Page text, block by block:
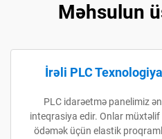
Məhsulun
İrəli PLC
PLC idarəetmə panelimiz
inteqrasiya edir. Onlar
ödəmək üçün elastik